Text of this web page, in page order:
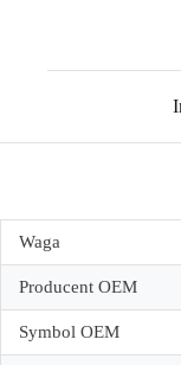
Waga
Producent OEM
Symbol OEM